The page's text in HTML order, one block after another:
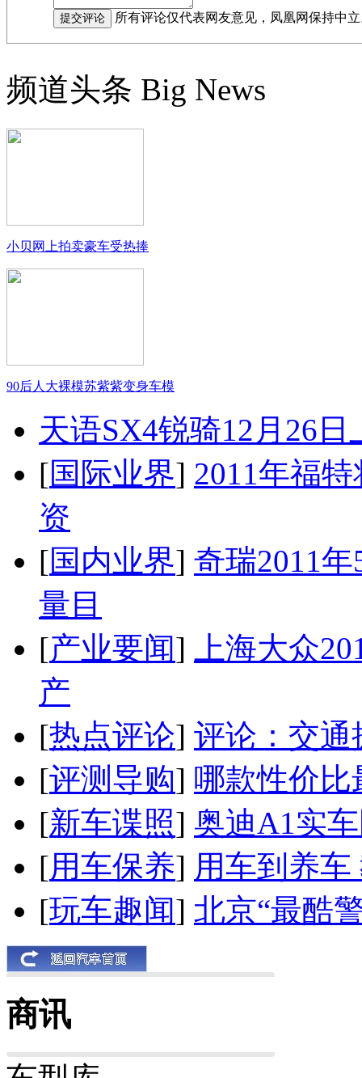
所有评论仅代表网友意见，凤凰网保持中
频道头条 Big News
小贝网上拍卖豪车受热捧
90后人大裸模苏紫紫变身车模
天语SX4锐骑12月26
[国际业界] 2011年福
资
[国内业界] 奇瑞2011
量目
[产业要闻]
上海大众
产
[热点评论] 评论：交通
[评测导购] 哪款性价比
[新车谍照] 奥迪A1实
[用车保养] 用车到养
[玩车趣闻] 北京“最酷
商讯